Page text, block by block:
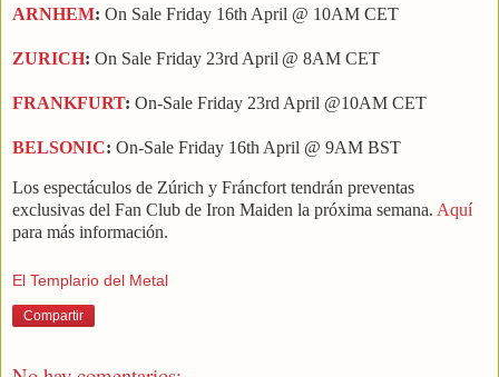
ARNHEM: On Sale Friday 16th April @ 10AM CET
ZURICH: On Sale Friday 23rd April @ 8AM CET
FRANKFURT: On-Sale Friday 23rd April @10AM CET
BELSONIC: On-Sale Friday 16th April @ 9AM BST
Los espectáculos de Zúrich y Fráncfort tendrán preventas
exclusivas del Fan Club de Iron Maiden la próxima semana. Aquí
para más información.
El Templario del Metal
Compartir